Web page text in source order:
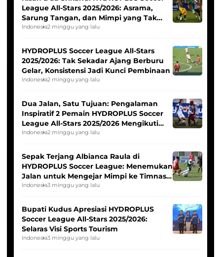
League All-Stars 2025/2026: Asrama,
Sarung Tangan, dan Mimpi yang Tak
Pernah Padam
Indonesia2 minggu yang lalu
HYDROPLUS Soccer League All-Stars
2025/2026: Tak Sekadar Ajang Berburu
Gelar, Konsistensi Jadi Kunci Pembinaan
Indonesia2 minggu yang lalu
Dua Jalan, Satu Tujuan: Pengalaman
Inspiratif 2 Pemain HYDROPLUS Soccer
League All-Stars 2025/2026 Mengikuti
Seleksi Timnas Indonesia Putri
Indonesia2 minggu yang lalu
Sepak Terjang Albianca Raula di
HYDROPLUS Soccer League: Menemukan
Jalan untuk Mengejar Mimpi ke Timnas
Indonesia Putri
Indonesia3 minggu yang lalu
Bupati Kudus Apresiasi HYDROPLUS
Soccer League All-Stars 2025/2026:
Selaras Visi Sports Tourism
Indonesia3 minggu yang lalu